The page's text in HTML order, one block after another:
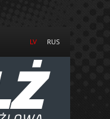
RUS
LV